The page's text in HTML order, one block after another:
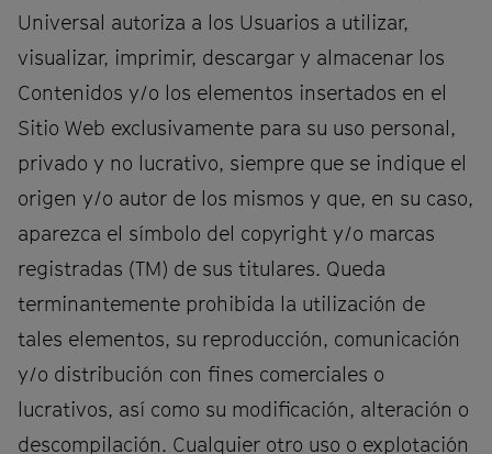
Universal autoriza a los Usuarios a utilizar,
visualizar, imprimir, descargar y almacenar los
Contenidos y/o los elementos insertados en el
Sitio Web exclusivamente para su uso personal,
privado y no lucrativo, siempre que se indique el
origen y/o autor de los mismos y que, en su caso,
aparezca el símbolo del copyright y/o marcas
registradas (TM) de sus titulares. Queda
terminantemente prohibida la utilización de
tales elementos, su reproducción, comunicación
y/o distribución con fines comerciales o
lucrativos, así como su modificación, alteración o
descompilación. Cualquier otro uso o explotación